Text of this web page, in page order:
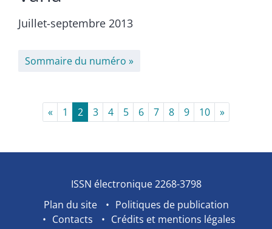
Juillet-septembre 2013
Sommaire du numéro
« 1 2 3 4 5 6 7 8 9 10 »
ISSN électronique 2268-3798
Plan du site
Politiques de publication
Contacts
Crédits et mentions légales